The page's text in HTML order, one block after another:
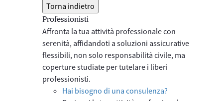
Torna indietro
Professionisti
Affronta la tua attività professionale con
serenità, affidandoti a soluzioni assicurative
flessibili, non solo responsabilità civile, ma
coperture studiate per tutelare i liberi
professionisti.
Hai bisogno di una consulenza?